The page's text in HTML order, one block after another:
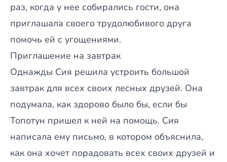
раз, когда у нее собирались гости, она
приглашала своего трудолюбивого друга
помочь ей с угощениями.
Приглашение на завтрак
Однажды Сия решила устроить большой
завтрак для всех своих лесных друзей. Она
подумала, как здорово было бы, если бы
Топотун пришел к ней на помощь. Сия
написала ему письмо, в котором объяснила,
как она хочет порадовать всех своих друзей и